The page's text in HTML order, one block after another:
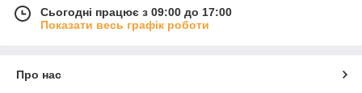
Сьогодні працює з 09:00 до 17:00
Показати весь графік роботи
Про нас